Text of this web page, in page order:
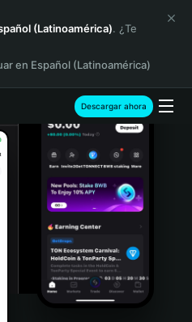
(Latinoamérica). ¿Te
en Español (Latinoamérica)
Descargar ahora